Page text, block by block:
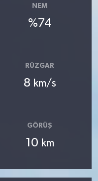
NEM
%74
RÜZGAR
8 km/s
GÖRÜŞ
10 km